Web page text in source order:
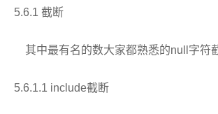
5.6.1 截断
其中最有名的数大家都熟悉的null字符
5.6.1.1 include截断